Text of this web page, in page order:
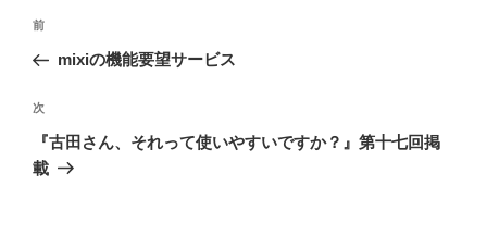
投
ナ
ビ
ゲ
ー
前
の
稿
前
mixiの機能要望サービス
次
の
投
次
『古田さん、それって使いやすいですか？』第十七回掲
載